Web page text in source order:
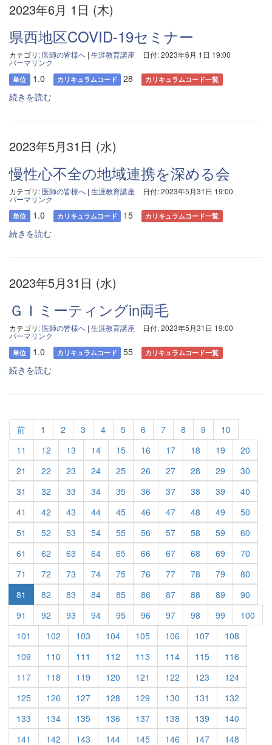
2023年6月 1日 (木)
県西地区COVID-19セミナー
カテゴリ:医師の皆様へ | 生涯教育講座 日付: 2023年6月 1日 19:00
パーマリンク
単位 1.0 カリキュラムコード 28 カリキュラムコード一覧
続きを読む
2023年5月31日 (水)
慢性心不全の地域連携を深める会
カテゴリ:医師の皆様へ | 生涯教育講座 日付: 2023年5月31日 19:00
パーマリンク
単位 1.0 カリキュラムコード 15 カリキュラムコード一覧
続きを読む
2023年5月31日 (水)
ＧＩミーティングin両毛
カテゴリ:医師の皆様へ | 生涯教育講座 日付: 2023年5月31日 19:00
パーマリンク
単位 1.0 カリキュラムコード 55 カリキュラムコード一覧
続きを読む
前 1 2 3 4 5 6 7 8 9
10
11
12 13 14 15 16 17 18 19
20
21
22 23 24 25 26 27 28 29
30
31
32 33 34 35 36 37 38 39
40
41
42 43 44 45 46 47 48 49
50
51
52 53 54 55 56 57 58 59
60
61
62 63 64 65 66 67 68 69
70
71
72 73 74 75 76 77 78 79
80
81
82 83 84 85 86 87 88 89
90
91
92 93 94 95 96 97 98 99
100
101
102 103 104 105 106 107
108
109
110 111 112 113 114 115
116
117
118 119 120 121 122 123
124
125
126 127 128 129 130 131
132
133
134 135 136 137 138 139
140
141
142 143 144 145 146 147 148